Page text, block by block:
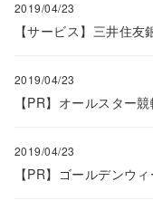
2019/04/23
【サービス】三井住友
2019/04/23
【PR】オールスター
2019/04/23
【PR】ゴールデンウ